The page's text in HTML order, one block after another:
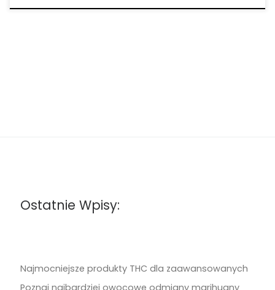
Ostatnie Wpisy:
Najmocniejsze produkty THC dla zaawansowanych